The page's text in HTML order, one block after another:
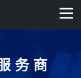
务商